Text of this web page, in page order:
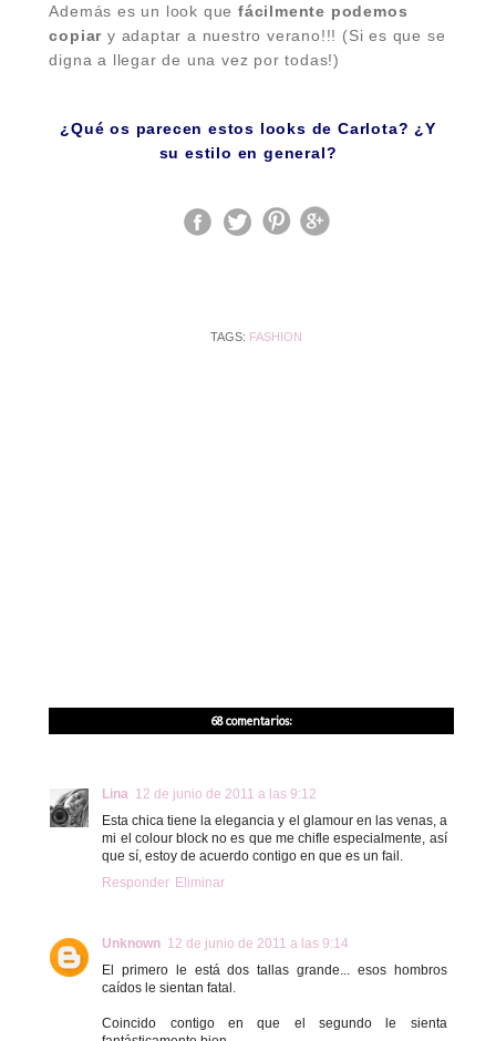
Además es un look que fácilmente podemos
copiar y adaptar a nuestro verano!!! (Si es que se
digna a llegar de una vez por todas!)
¿Qué os parecen estos looks de Carlota? ¿Y
su estilo en general?
TAGS: FASHION
68 comentarios:
Lina 12 de junio de 2011 a las 9:12
Esta chica tiene la elegancia y el glamour en las venas, a
mi el colour block no es que me chifle especialmente, así
que sí, estoy de acuerdo contigo en que es un fail.
Responder Eliminar
Unknown 12 de junio de 2011 a las 9:14
El primero le está dos tallas grande... esos hombros
caídos le sientan fatal.
Coincido contigo en que el segundo le sienta